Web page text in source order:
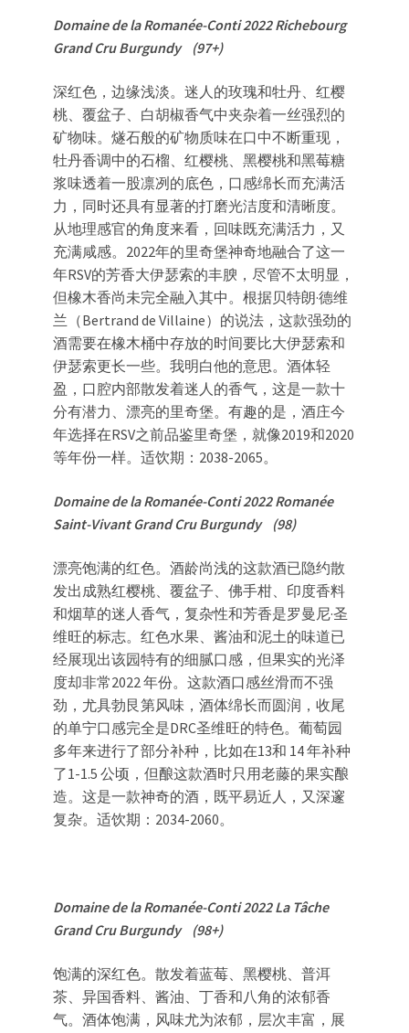
Domaine de la Romanée-Conti 2022 Richebourg
Grand Cru Burgundy (97+)
深红色，边缘浅淡。迷人的玫瑰和牡丹、红樱
桃、覆盆子、白胡椒香气中夹杂着一丝强烈的
矿物味。燧石般的矿物质味在口中不断重现，
牡丹香调中的石榴、红樱桃、黑樱桃和黑莓糖
浆味透着一股凛冽的底色，口感绵长而充满活
力，同时还具有显著的打磨光洁度和清晰度。
从地理感官的角度来看，回味既充满活力，又
充满咸感。2022年的里奇堡神奇地融合了这一
年RSV的芳香大伊瑟索的丰腴，尽管不太明显，
但橡木香尚未完全融入其中。根据贝特朗·德维
兰（Bertrand de Villaine）的说法，这款强劲的
酒需要在橡木桶中存放的时间要比大伊瑟索和
伊瑟索更长一些。我明白他的意思。酒体轻
盈，口腔内部散发着迷人的香气，这是一款十
分有潜力、漂亮的里奇堡。有趣的是，酒庄今
年选择在RSV之前品鉴里奇堡，就像2019和2020
等年份一样。适饮期：2038-2065。
Domaine de la Romanée-Conti 2022 Romanée
Saint-Vivant Grand Cru Burgundy (98)
漂亮饱满的红色。酒龄尚浅的这款酒已隐约散
发出成熟红樱桃、覆盆子、佛手柑、印度香料
和烟草的迷人香气，复杂性和芳香是罗曼尼·圣
维旺的标志。红色水果、酱油和泥土的味道已
经展现出该园特有的细腻口感，但果实的光泽
度却非常2022 年份。这款酒口感丝滑而不强
劲，尤具勃艮第风味，酒体绵长而圆润，收尾
的单宁口感完全是DRC圣维旺的特色。葡萄园
多年来进行了部分补种，比如在13和 14 年补种
了1-1.5 公顷，但酿这款酒时只用老藤的果实酿
造。这是一款神奇的酒，既平易近人，又深邃
复杂。适饮期：2034-2060。
Domaine de la Romanée-Conti 2022 La Tâche
Grand Cru Burgundy (98+)
饱满的深红色。散发着蓝莓、黑樱桃、普洱
茶、异国香料、酱油、丁香和八角的浓郁香
气。酒体饱满，风味尤为浓郁，层次丰富，展